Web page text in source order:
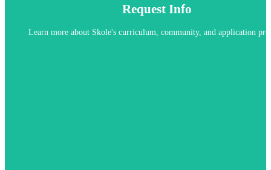
Request Info
Learn more about Skole's curriculum, community, and application